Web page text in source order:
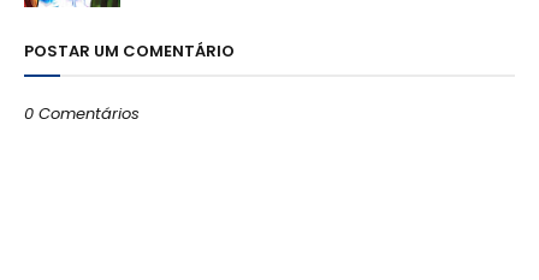
POSTAR UM COMENTÁRIO
0 Comentários